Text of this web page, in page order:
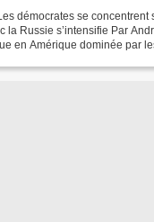
démocrates se concentrent
la Russie s’intensifie Par
en Amérique dominée par